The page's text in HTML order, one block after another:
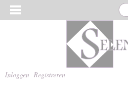
Inloggen Registreren